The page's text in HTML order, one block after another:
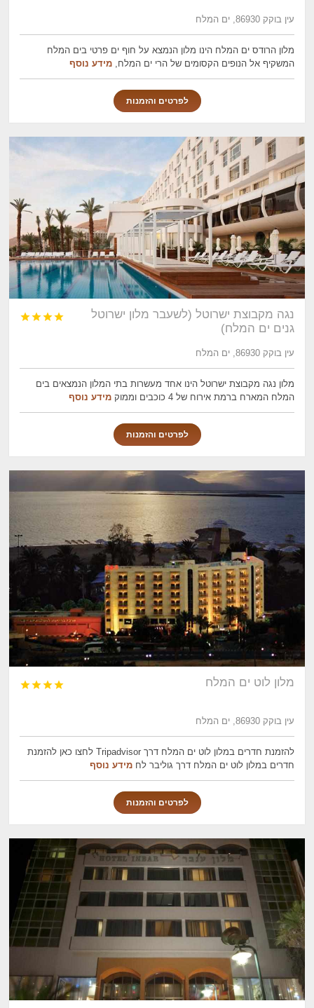
עין בוקק 86930, ים המלח
מלון הרודס ים המלח הינו מלון הנמצא על חוף ים פרטי בים המלח
המשקיף אל הנופים הקסומים של הרי ים המלח,מידע נוסף
לפרטים והזמנות
נגה מקבוצת ישרוטל (לשעבר מלון ישרוטל
גנים ים המלח)




עין בוקק 86930, ים המלח
מלון נגה מקבוצת ישרוטל הינו אחד מעשרות בתי המלון הנמצאים בים
המלח המארח ברמת אירוח של 4 כוכבים וממוק
מידע נוסף
לפרטים והזמנות
מלון לוט ים המלח 



עין בוקק 86930, ים המלח
להזמנת חדרים במלון לוט ים המלח דרך Tripadvisor לחצו כאן להזמנת
חדרים במלון לוט ים המלח דרך גוליבר לחמידע נוסף
לפרטים והזמנות